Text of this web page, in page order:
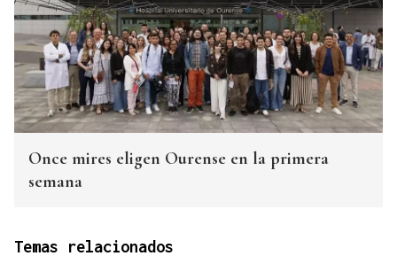
Once mires eligen Ourense en la primera
semana
Temas relacionados